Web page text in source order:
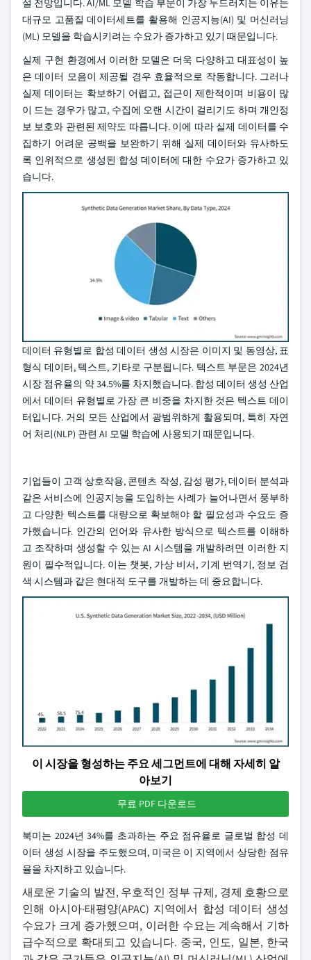
설 전망입니다. AI/ML 모델 학습 부문이 가장 두드러지는 이유는
대규모 고품질 데이터세트를 활용해 인공지능(AI) 및 머신러닝
(ML) 모델을 학습시키려는 수요가 증가하고 있기 때문입니다.
실제 구현 환경에서 이러한 모델은 더욱 다양하고 대표성이 높
은 데이터 모음이 제공될 경우 효율적으로 작동합니다. 그러나
실제 데이터는 확보하기 어렵고, 접근이 제한적이며 비용이 많
이 드는 경우가 많고, 수집에 오랜 시간이 걸리기도 하며 개인정
보 보호와 관련된 제약도 따릅니다. 이에 따라 실제 데이터를 수
집하기 어려운 공백을 보완하기 위해 실제 데이터와 유사하도
록 인위적으로 생성된 합성 데이터에 대한 수요가 증가하고 있
습니다.
데이터 유형별로 합성 데이터 생성 시장은 이미지 및 동영상, 표
형식 데이터, 텍스트, 기타로 구분됩니다. 텍스트 부문은 2024년
시장 점유율의 약 34.5%를 차지했습니다. 합성 데이터 생성 산업
에서 데이터 유형별로 가장 큰 비중을 차지한 것은 텍스트 데이
터입니다. 거의 모든 산업에서 광범위하게 활용되며, 특히 자연
어 처리(NLP) 관련 AI 모델 학습에 사용되기 때문입니다.
기업들이 고객 상호작용, 콘텐츠 작성, 감성 평가, 데이터 분석과
같은 서비스에 인공지능을 도입하는 사례가 늘어나면서 풍부하
고 다양한 텍스트를 대량으로 확보해야 할 필요성과 수요도 증
가했습니다. 인간의 언어와 유사한 방식으로 텍스트를 이해하
고 조작하며 생성할 수 있는 AI 시스템을 개발하려면 이러한 지
원이 필수적입니다. 이는 챗봇, 가상 비서, 기계 번역기, 정보 검
색 시스템과 같은 현대적 도구를 개발하는 데 중요합니다.
이 시장을 형성하는 주요 세그먼트에 대해 자세히 알
아보기
무료 PDF 다운로드
북미는 2024년 34%를 초과하는 주요 점유율로 글로벌 합성 데
이터 생성 시장을 주도했으며, 미국은 이 지역에서 상당한 점유
율을 차지하고 있습니다.
새로운 기술의 발전, 우호적인 정부 규제, 경제 호황으로
인해 아시아·태평양(APAC) 지역에서 합성 데이터 생성
수요가 크게 증가했으며, 이러한 수요는 계속해서 기하
급수적으로 확대되고 있습니다. 중국, 인도, 일본, 한국